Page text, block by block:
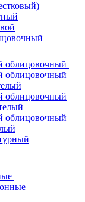
облицовочный
облицовочный
облицовочный
облицовочный